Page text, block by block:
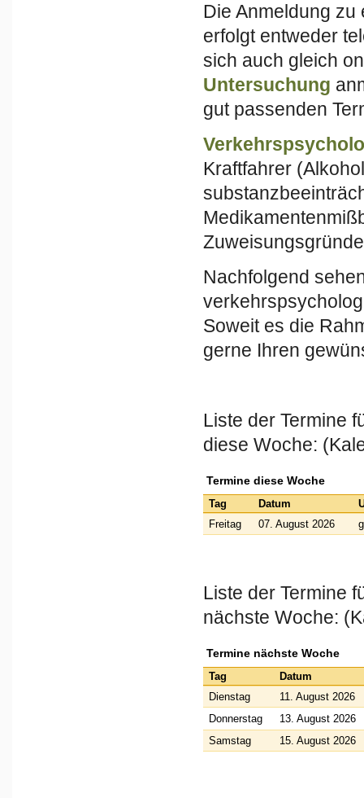
Die Anmeldung
erfolgt entweder
sich auch gleich
Untersuchung
gut passenden
Kraftfahrer
Nachfolgend
Soweit es die
gerne Ihren
Liste der Termine
diese Woche:
Termine diese Woche
Tag Datum
Freitag
07. August 2026
Liste der Termine
nächste Woche:
Termine nächste Woche
Tag
Datum
Dienstag
11. August 2026
Donnerstag
13. August 2026
Samstag
15. August 2026